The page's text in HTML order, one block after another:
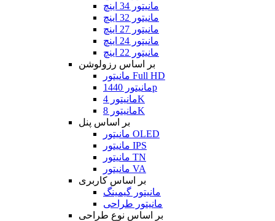
مانیتور 34 اینچ
مانیتور 32 اینچ
مانیتور 27 اینچ
مانیتور 24 اینچ
مانیتور 22 اینچ
بر اساس رزولوشن
مانیتور Full HD
مانیتور 1440p
مانیتور 4K
مانیتور 8K
بر اساس پنل
مانیتور OLED
مانیتور IPS
مانیتور TN
مانیتور VA
بر اساس کاربری
مانیتور گیمینگ
مانیتور طراحی
بر اساس نوع طراحی